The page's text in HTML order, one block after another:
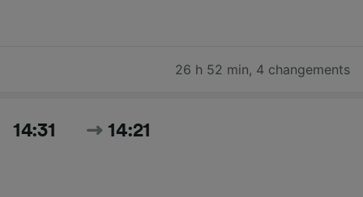
26 h 52 min, 4 changements
14:31 14:21